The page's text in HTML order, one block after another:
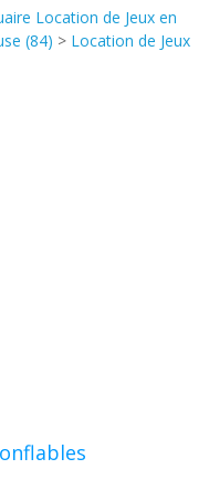
Location de Jeux en
(84) > Location de Jeux